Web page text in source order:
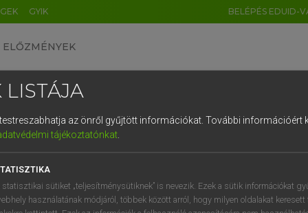
GYIK BELÉPÉS EDUID-
ELŐZMÉNYEK
nagyszótár
LISTÁJA
az önről gyűjtött információkat. További információért
tájékoztatónkat.
statisztikai sütiket „teljesítménysütiknek” is nevezik. Ezek a sütik információkat
használatának módjáról, többek között arról, hogy milyen oldalakat keresett
DE CN FR ES IT NL
1 2 3 4 5 6 7 8 9
q w e r t z u i